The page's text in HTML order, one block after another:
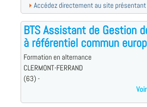
Accédez directement au site
BTS Assistant de Gestion
à référentiel commun
Formation en alternance
CLERMONT-FERRAND
(63) -